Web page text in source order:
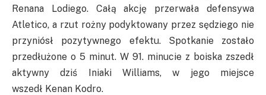
Renana Lodiego. Całą akcję przerwała defensywa
Atletico, a rzut rożny podyktowany przez sędziego nie
przyniósł pozytywnego efektu. Spotkanie zostało
przedłużone o 5 minut. W 91. minucie z boiska zszedł
aktywny dziś IniakiWilliams, w jego miejsce
wszedł Kenan Kodro.